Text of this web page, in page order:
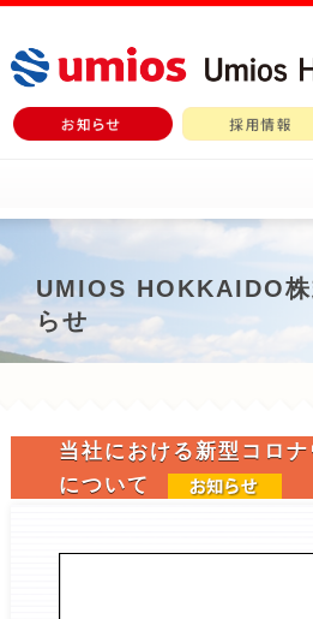
UMIOS HOKKAIDO株
らせ
当社における新型コロ
について